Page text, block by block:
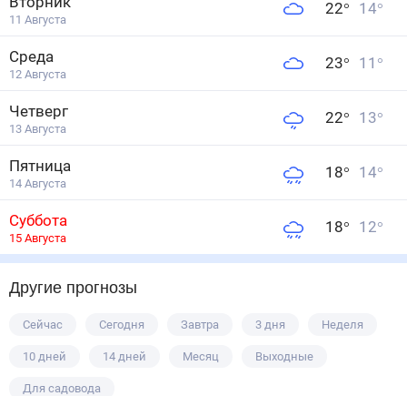
11 Августа
22° 14°
Среда
12 Августа
23° 11 °
Четверг
13 Августа
22° 13°
Пятница
14 Августа
18° 14°
Суббота
15 Августа
18° 12°
Другие прогнозы
Сейчас Сегодня Завтра 3 дня Неделя
10 дней 14 дней Месяц Выходные
Для садовода